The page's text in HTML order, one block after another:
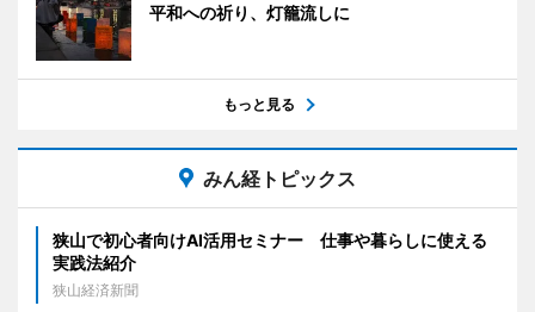
平和への祈り、灯籠流しに
もっと見る
みん経トピックス
狭山で初心者向けAI活用セミナー 仕事や暮らしに使える
実践法紹介
狭山経済新聞